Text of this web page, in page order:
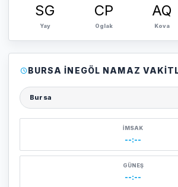
SG
Yay
CP
Oglak
AQ
Kova
BURSA İNEGÖL NAMAZ
Şehir seçin
İMSAK
--:--
GÜNEŞ
--:--